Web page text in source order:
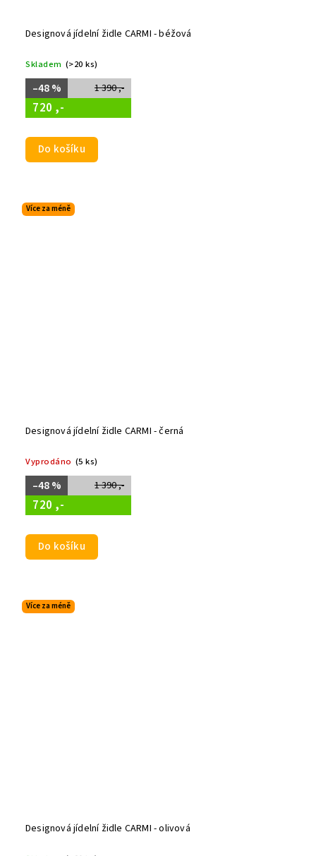
Designová jídelní židle CARMI - béžová
Skladem (>20 ks)
1 390 ,-
–48 %
720 ,-
Do košíku
Více za méně
Designová jídelní židle CARMI - černá
Vyprodáno (5 ks)
1 390 ,-
–48 %
720 ,-
Do košíku
Více za méně
Designová jídelní židle CARMI - olivová